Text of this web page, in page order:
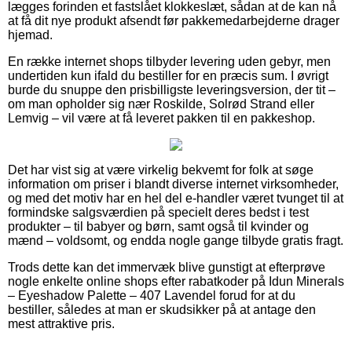
lægges forinden et fastslået klokkeslæt, sådan at de kan nå
at få dit nye produkt afsendt før pakkemedarbejderne drager
hjemad.
En række internet shops tilbyder levering uden gebyr, men
undertiden kun ifald du bestiller for en præcis sum. I øvrigt
burde du snuppe den prisbilligste leveringsversion, der tit –
om man opholder sig nær Roskilde, Solrød Strand eller
Lemvig – vil være at få leveret pakken til en pakkeshop.
Det har vist sig at være virkelig bekvemt for folk at søge
information om priser i blandt diverse internet virksomheder,
og med det motiv har en hel del e-handler været tvunget til at
formindske salgsværdien på specielt deres bedst i test
produkter – til babyer og børn, samt også til kvinder og
mænd – voldsomt, og endda nogle gange tilbyde gratis fragt.
Trods dette kan det immervæk blive gunstigt at efterprøve
nogle enkelte online shops efter rabatkoder på Idun Minerals
– Eyeshadow Palette – 407 Lavendel forud for at du
bestiller, således at man er skudsikker på at antage den
mest attraktive pris.